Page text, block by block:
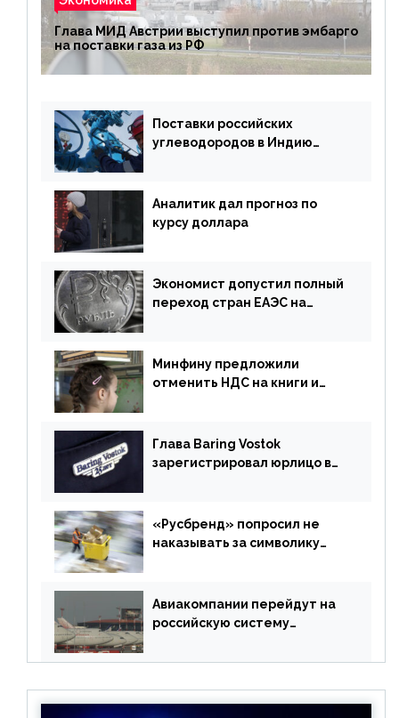
Глава МИД Австрии выступил против эмбарго
на поставки газа из РФ
Поставки российских
углеводородов в Индию
Аналитик дал прогноз по
курсу доллара
Экономист допустил полный
переход стран ЕАЭС на
Минфину предложили
отменить НДС на книги и
Глава Baring Vostok
зарегистрировал юрлицо в
«Русбренд» попросил не
наказывать за символику
Авиакомпании перейдут на
российскую систему